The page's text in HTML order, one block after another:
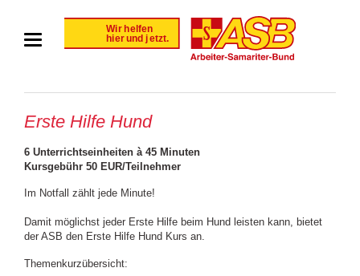
Erste Hilfe Hund
6 Unterrichtseinheiten à 45 Minuten
Kursgebühr 50 EUR/Teilnehmer
Im Notfall zählt jede Minute!
Damit möglichst jeder Erste Hilfe beim Hund leisten kann, bietet
der ASB den Erste Hilfe Hund Kurs an.
Themenkurzübersicht: